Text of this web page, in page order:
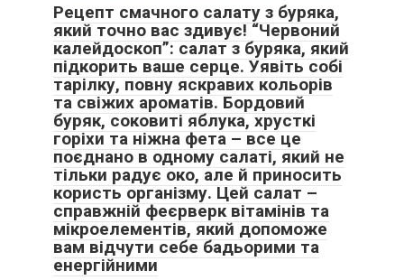
Рецепт смачного салату з буряка,
який точно вас здивує! “Червоний
калейдоскоп”: салат з буряка, який
підкорить ваше серце. Уявіть собі
тарілку, повну яскравих кольорів
та свіжих ароматів. Бордовий
буряк, соковиті яблука, хрусткі
горіхи та ніжна фета – все це
поєднано в одному салаті, який не
тільки радує око, але й приносить
користь організму. Цей салат –
справжній феєрверк вітамінів та
мікроелементів, який допоможе
вам відчути себе бадьорими та
енергійними